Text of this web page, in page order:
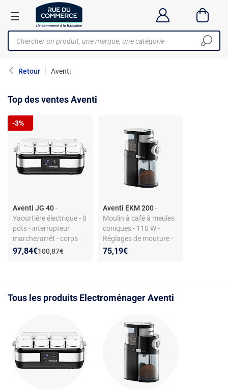
Retour Aventi
Top des ventes Aventi
Aventi JG 40-
Yaourtière électrique - 8
pots - interrupteur
marche/arrêt - corps
acier - 230 V - facile à
Ancien prix :
100,87€
Nouveau prix :
97,84€
Réduction de :
-3%
Aventi EKM 200-
Moulin à café à meules
coniques - 110 W -
Réglages de mouture -
Bac grains 250 g -
75,19€
Tous les produits Electroménager Aventi